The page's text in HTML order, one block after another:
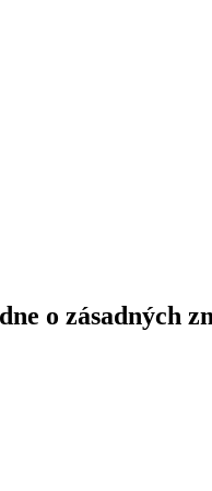
o zásadných